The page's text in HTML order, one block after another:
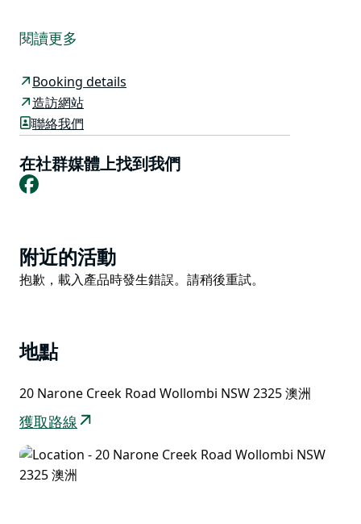
有廣闊的花園和迷人的農舍風格。
鄉村別墅擁有五間寬敞的臥室，可舒適容納多達 12 位客
人，另加兩位客人；而相鄰的房產則可為另外四位客人提
供住宿。
盡情享受各種便利設施，包括清爽的泳池和熱鬧的遊戲
室。
閱讀更多
Booking details
造訪網站
聯絡我們
在社群媒體上找到我們
Facebook
Product
List
附近的活動
Product
抱歉，載入產品時發生錯誤。請稍後重試。
地點
20 Narone Creek Road Wollombi NSW 2325 澳洲
獲取路線